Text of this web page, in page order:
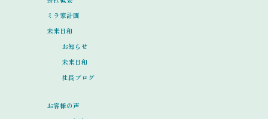
ミラ家計画
未来日和
お知らせ
未来日和
社長ブログ
お客様の声